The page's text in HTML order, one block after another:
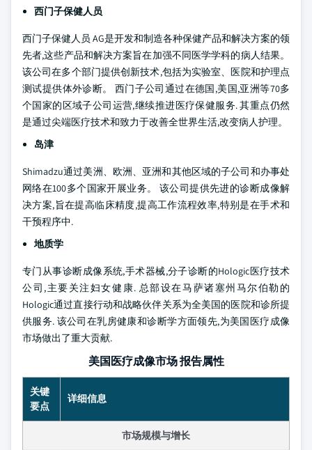
西门子保健人员
西门子保健人员 AG是开发和制造各种保健产品和解决方案的领
先者,这些产品和解决方案旨在加强不同医学学科的病人结果。
该公司在多个部门提供创新技术,包括为实验室、医院和护理点
测试提供体外诊断。 西门子公司通过在德国,美国,亚洲等70多
个国家的区域子公司运营,继续推进医疗保健服务. 其重点仍然
是通过尖端医疗技术和致力于改善全世界生活,改变病人护理。
岛津
Shimadzu通过美洲、欧洲、亚洲和其他区域的子公司和办事处
网络在100多个国家开展业务。 该公司提供先进的诊断成像解
决方案,旨在提高临床精度,提高工作流程效率,特别是在手术和
干预程序中.
地质学
专门从事诊断成像系统,手术器械,分子诊断的Hologic医疗技术
公司,主要关注妇女健康. 总部设在马萨诸塞州马尔伯勒的
Hologic通过直接行动和战略伙伴关系为全美国的医院和诊所提
供服务. 该公司在乳房健康和诊断学方面领先,为美国医疗成像
市场做出了重大贡献.
美国医疗成像市场 报告属性
关键
要点
详细信息
市场规模与增长